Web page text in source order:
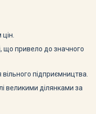
що привело до значного
підприєм­ництва.
великими ділян­ками за